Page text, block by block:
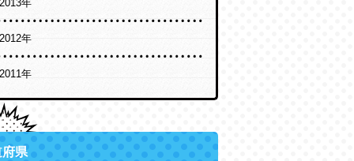
2013年
2012年
2011年
県